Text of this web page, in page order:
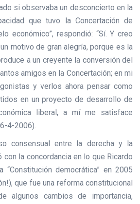
si observaba un desconcierto en la
que tuvo la Concertación de
económico”, respondió: “Sí. Y creo
motivo de gran alegría, porque es la
a un creyente la conversión del
amigos en la Concertación; en mi
y verlos ahora pensar como
en un proyecto de desarrollo de
liberal, a mí me satisface
4-2006).
consensual entre la derecha y la
con la concordancia en lo que Ricardo
“Constitución democrática” en 2005
que fue una reforma constitucional
algunos cambios de importancia,